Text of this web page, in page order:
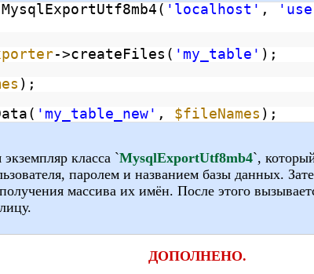
MysqlExportUtf8mb4( 'localhost' ,
->createFiles( 'my_table' );
);
'my_table_new' , $fileNames );
класса `MysqlExportUtf8mb4`,
паролем и названием базы данных.
массива их имён. После этого
ДОПОЛНЕНО.